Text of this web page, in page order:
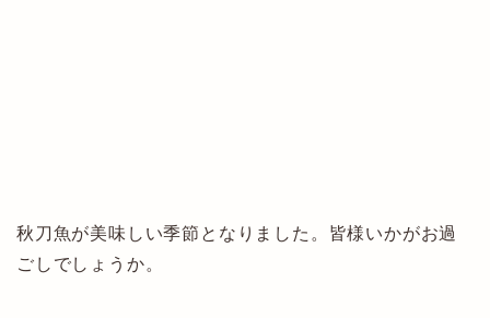
秋刀魚が美味しい季節となりました。皆様いかがお過
ごしでしょうか。